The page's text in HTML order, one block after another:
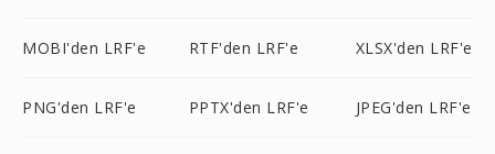
MOBI'den LRF'e RTF'den LRF'e XLSX'den LRF'e
PNG'den LRF'e PPTX'den LRF'e JPEG'den LRF'e